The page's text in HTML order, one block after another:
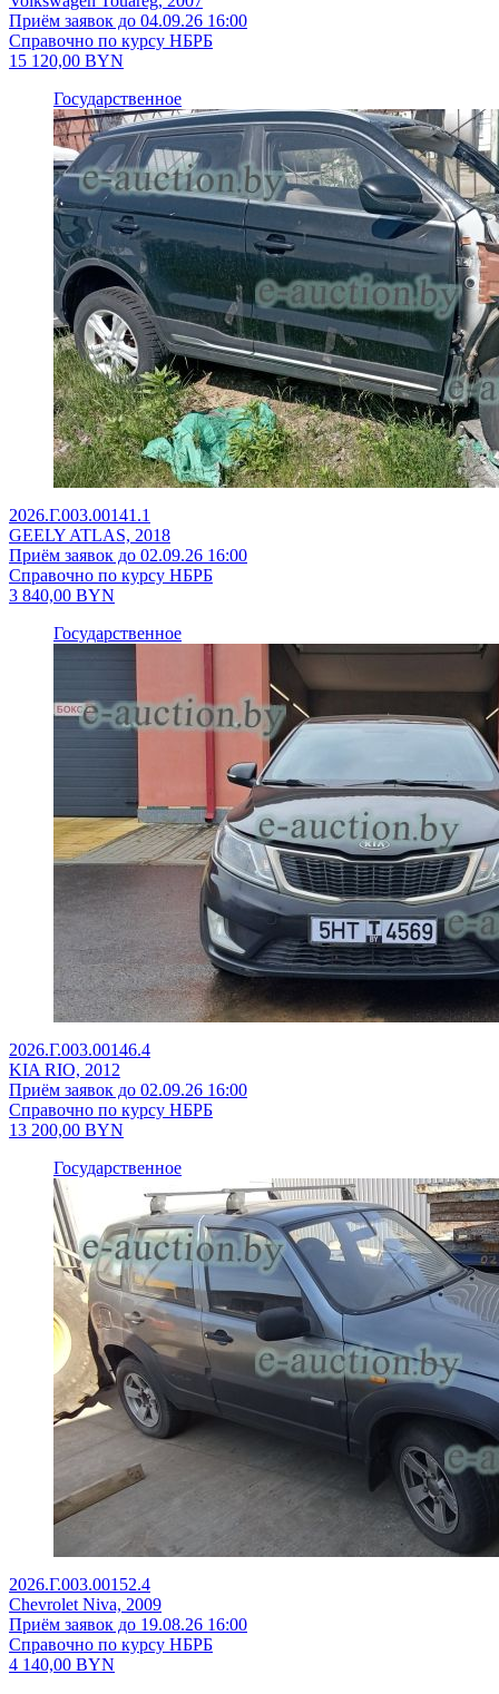
Приём заявок до 04.09.26 16:00
Справочно по курсу НБРБ
15 120,00 BYN
Государственное
2026.Г.003.00141.1
GEELY ATLAS, 2018
Приём заявок до 02.09.26 16:00
Справочно по курсу НБРБ
3 840,00 BYN
Государственное
2026.Г.003.00146.4
KIA RIO, 2012
Приём заявок до 02.09.26 16:00
Справочно по курсу НБРБ
13 200,00 BYN
Государственное
2026.Г.003.00152.4
Chevrolet Niva, 2009
Приём заявок до 19.08.26 16:00
Справочно по курсу НБРБ
4 140,00 BYN